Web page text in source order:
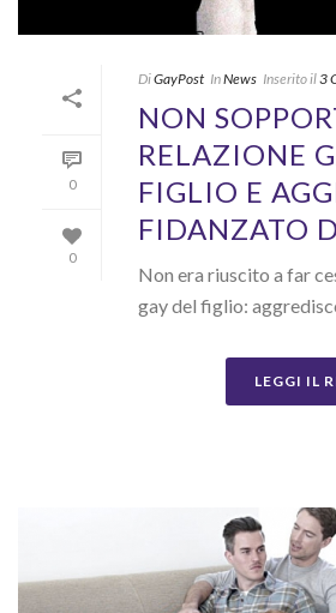
0
0
DiGayPost InNews Inserito il3
NON
RELAZIONE
FIGLIO E
FIDANZATO
Non era riuscito a far
gay del figlio:
LEGGI IL